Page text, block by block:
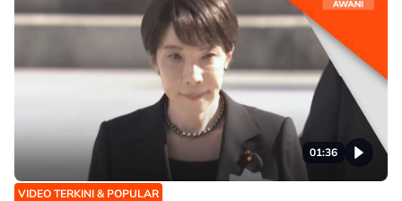
01:36
VIDEO TERKINI & POPULAR